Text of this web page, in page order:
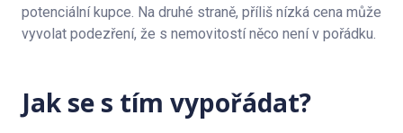
potenciální kupce. Na druhé straně, příliš nízká cena může
vyvolat podezření, že s nemovitostí něco není v pořádku.
Jak se s tím vypořádat?